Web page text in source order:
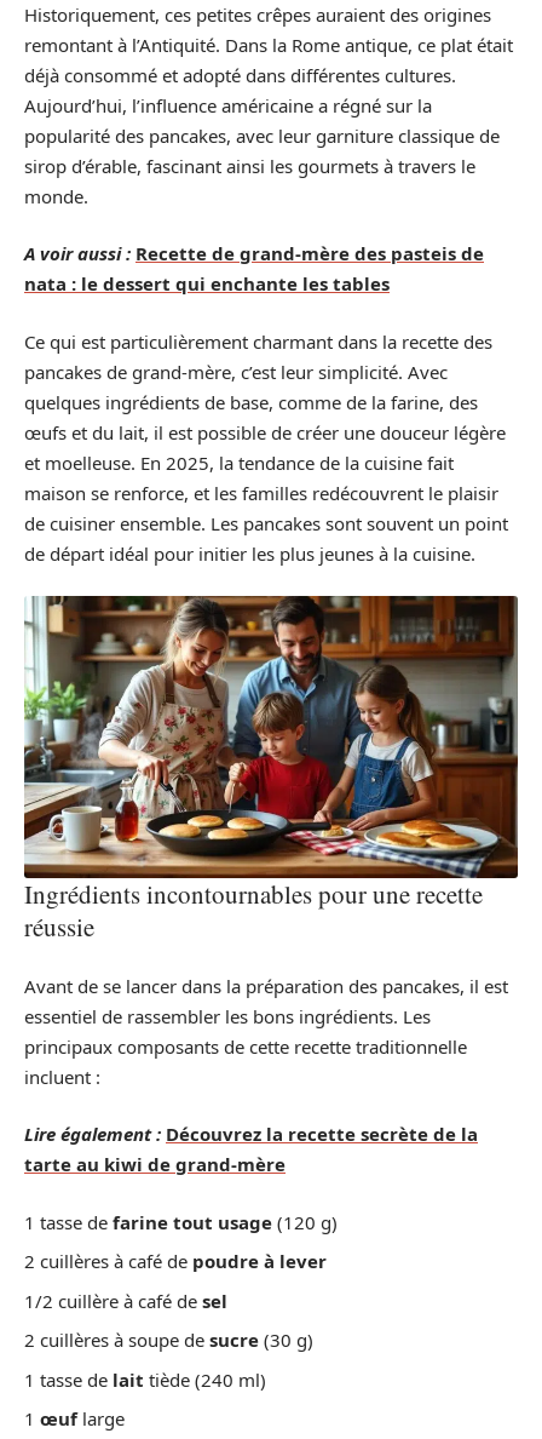
Historiquement, ces petites crêpes auraient des origines
remontant à l’Antiquité. Dans la Rome antique, ce plat était
déjà consommé et adopté dans différentes cultures.
Aujourd’hui, l’influence américaine a régné sur la
popularité des pancakes, avec leur garniture classique de
sirop d’érable, fascinant ainsi les gourmets à travers le
monde.
A voir aussi : Recette de grand-mère des pasteis de
nata : le dessert qui enchante les tables
Ce qui est particulièrement charmant dans la recette des
pancakes de grand-mère, c’est leur simplicité. Avec
quelques ingrédients de base, comme de la farine, des
œufs et du lait, il est possible de créer une douceur légère
et moelleuse. En 2025, la tendance de la cuisine fait
maison se renforce, et les familles redécouvrent le plaisir
de cuisiner ensemble. Les pancakes sont souvent un point
de départ idéal pour initier les plus jeunes à la cuisine.
Ingrédients incontournables pour une recette
réussie
Avant de se lancer dans la préparation des pancakes, il est
essentiel de rassembler les bons ingrédients. Les
principaux composants de cette recette traditionnelle
incluent :
Lire également : Découvrez la recette secrète de la
tarte au kiwi de grand-mère
1 tasse de farine tout usage (120 g)
2 cuillères à café de poudre à lever
1/2 cuillère à café de sel
2 cuillères à soupe de sucre (30 g)
1 tasse de lait tiède (240 ml)
1 œuflarge